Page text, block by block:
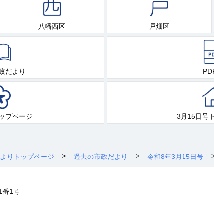
八幡西区 戸畑区
だより
プページ 3月15日号
りトップページ 過去の市政だより 令和8年3月15日号
番1号